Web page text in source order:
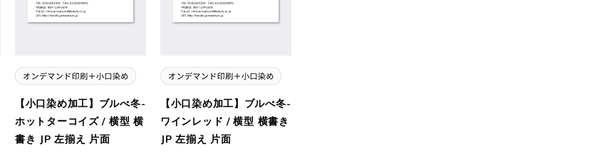
【小口染め加工】ブルべ冬-
ホットターコイズ / 横型 横
書き JP 左揃え 片面
【小口染め加工】ブルべ冬-
ワインレッド / 横型 横書き
JP 左揃え 片面